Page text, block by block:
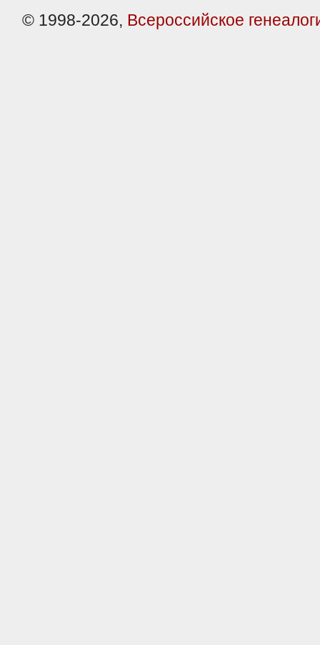
© 1998-2026, Всероссийское